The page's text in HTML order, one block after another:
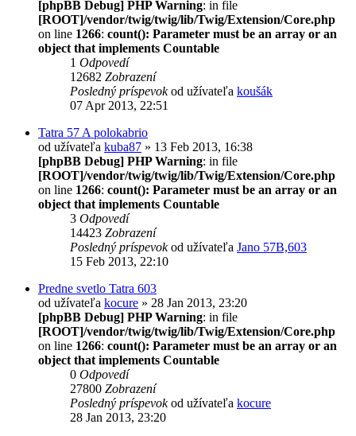
[phpBB Debug] PHP Warning: in file
[ROOT]/vendor/twig/twig/lib/Twig/Extension/Core.php
on line 1266: count(): Parameter must be an array or an
object that implements Countable
1 Odpovedí
12682 Zobrazení
Posledný príspevokod užívateľa koušák
07 Apr 2013, 22:51
Tatra 57 A polokabrio
od užívateľa kuba87 » 13 Feb 2013, 16:38
[phpBB Debug] PHP Warning: in file
[ROOT]/vendor/twig/twig/lib/Twig/Extension/Core.php
on line 1266: count(): Parameter must be an array or an
object that implements Countable
3 Odpovedí
14423 Zobrazení
Posledný príspevokod užívateľa Jano 57B,603
15 Feb 2013, 22:10
Predne svetlo Tatra 603
od užívateľa kocure » 28 Jan 2013, 23:20
[phpBB Debug] PHP Warning: in file
[ROOT]/vendor/twig/twig/lib/Twig/Extension/Core.php
on line 1266: count(): Parameter must be an array or an
object that implements Countable
0 Odpovedí
27800 Zobrazení
Posledný príspevokod užívateľa kocure
28 Jan 2013, 23:20